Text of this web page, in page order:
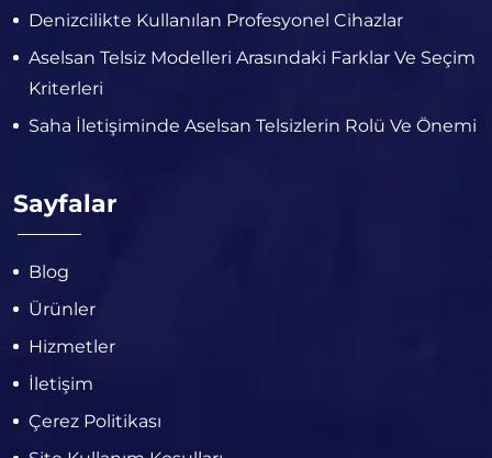
Denizcilikte Kullanılan Profesyonel Cihazlar
Aselsan Telsiz Modelleri Arasındaki Farklar Ve Seçim
Kriterleri
Saha İletişiminde Aselsan Telsizlerin Rolü Ve Önemi
Sayfalar
Blog
Ürünler
Hizmetler
İletişim
Çerez Politikası